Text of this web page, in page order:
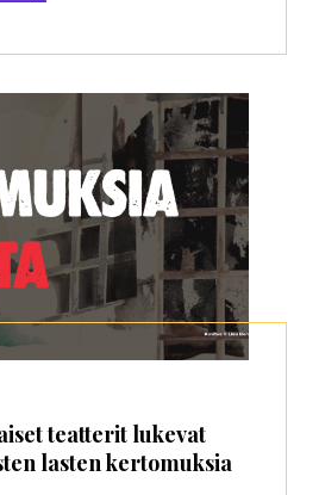
teatterit lukevat
lasten kertomuksia